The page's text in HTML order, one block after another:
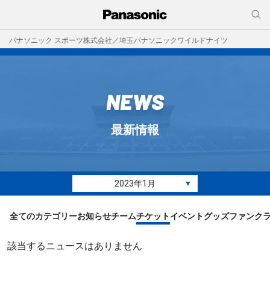
パナソニック スポーツ株式会社／埼玉パナソニックワイルドナイツ
NEWS
最新情報
2023年1月 ▼
全てのカテゴリーお知らせチームチケットイベントグッズファンク
該当するニュースはありません